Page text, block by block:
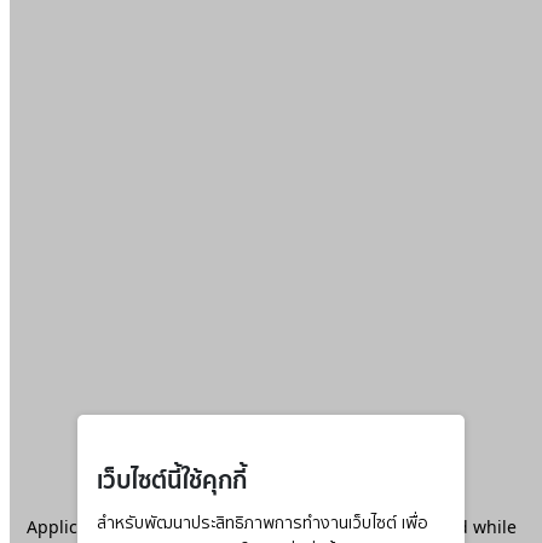
เว็บไซต์นี้ใช้คุกกี้
สำหรับพัฒนาประสิทธิภาพการทำงานเว็บไซต์ เพื่อ
Application error: aclient-side exception has occurred while